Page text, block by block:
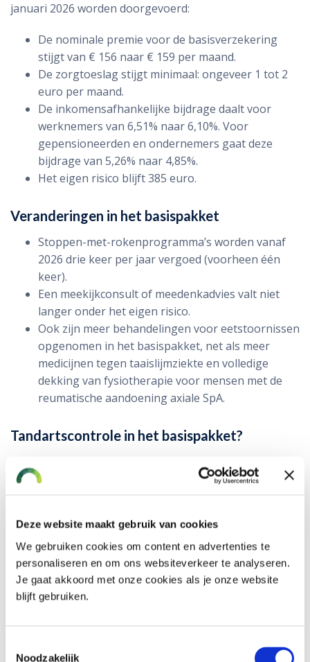
Deze website maakt gebruik van cookies
We gebruiken cookies om content en advertenties te
personaliseren en om ons websiteverkeer te analyseren.
Je gaat akkoord met onze cookies als je onze website
blijft gebruiken.
Noodzakelijk
januari 2026 worden doorgevoerd:
De nominale premie voor de basisverzekering
stijgt van € 156 naar € 159 per maand.
De zorgtoeslag stijgt minimaal: ongeveer 1 tot 2
euro per maand.
De inkomensafhankelijke bijdrage daalt voor
werknemers van 6,51% naar 6,10%. Voor
gepensioneerden en ondernemers gaat deze
bijdrage van 5,26% naar 4,85%.
Het eigen risico blijft 385 euro.
Veranderingen in het basispakket
Stoppen-met-rokenprogramma’s worden vanaf
2026 drie keer per jaar vergoed (voorheen één
keer).
Een meekijkconsult of meedenkadvies valt niet
langer onder het eigen risico.
Ook zijn meer behandelingen voor eetstoornissen
opgenomen in het basispakket, net als meer
medicijnen tegen taaislijmziekte en volledige
dekking van fysiotherapie voor mensen met de
reumatische aandoening axiale SpA.
Tandartscontrole in het basispakket?
Mogelijk komt er een jaarlijkse controle bij de tandarts
in het basispakket. Dit is nog niet definitief, maar krijgt
november 2025
Zoals ieder jaar kun je vanaf half november
jouw zorgverzekering voor het volgende jaar kiezen. Je
omgezet in een contract vanaf 1 januari 2026.